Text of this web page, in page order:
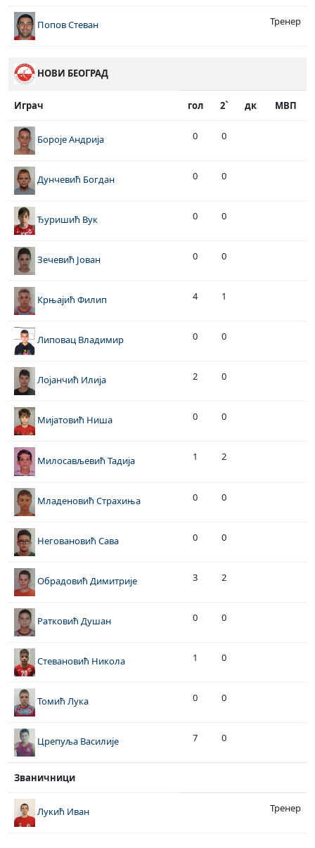
Попов Стеван Тренер
НОВИ БЕОГРАД
Играч гол 2` дк МВП
Бороје Андрија 0 0
Дунчевић Богдан 0 0
Ђуришић Вук 0 0
Зечевић Јован 0 0
Крњајић Филип 4 1
Липовац Владимир 0 0
Лојанчић Илија 2 0
Мијатовић Ниша 0 0
Милосављевић Тадија 1 2
Младеновић Страхиња 0 0
Неговановић Сава 0 0
Обрадовић Димитрије 3 2
Ратковић Душан 0 0
Стевановић Никола 1 0
Томић Лука 0 0
Црепуља Василије 7 0
Званичници
Лукић Иван Тренер